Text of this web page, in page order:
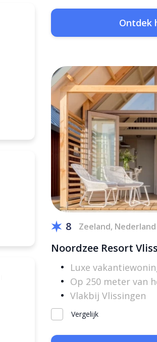
Ontdek
8 Zeeland, Nederland
Noordzee Resort
Luxe
Op 250 meter van
Vlakbij Vlissingen
Vergelijk